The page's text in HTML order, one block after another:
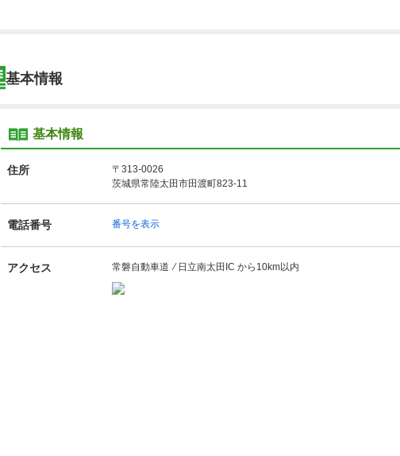
基本情報
基本情報
住所
〒313-0026
茨城県常陸太田市田渡町823-11
電話番号 番号を表示
アクセス 常磐自動車道 ⁄ 日立南太田IC から10km以内